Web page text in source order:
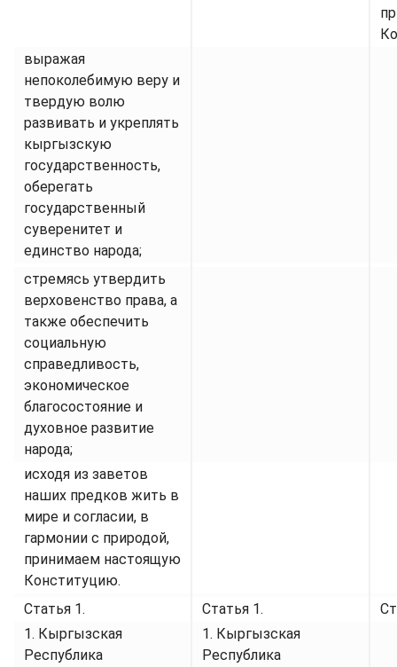
выражая
непоколебимую веру и
твердую волю
развивать и укреплять
кыргызскую
государственность,
оберегать
государственный
суверенитет и
единство народа;
стремясь утвердить
верховенство права, а
также обеспечить
социальную
справедливость,
экономическое
благосостояние и
духовное развитие
народа;
исходя из заветов
наших предков жить в
мире и согласии, в
гармонии с природой,
принимаем настоящую
Конституцию.
Статья 1.
Статья 1.
1. Кыргызская
Республика
1. Кыргызская
Республика